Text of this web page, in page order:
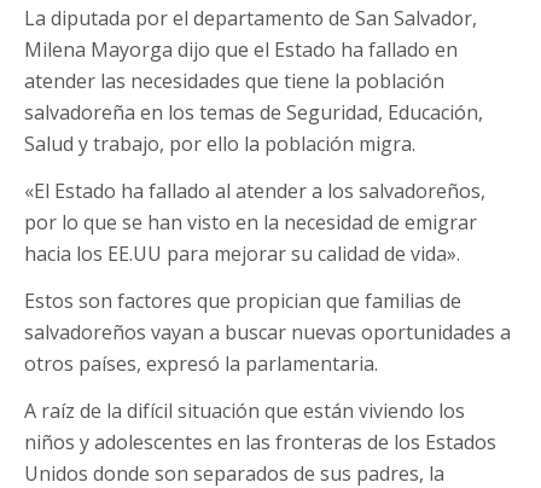
La diputada por el departamento de San Salvador,
Milena Mayorga dijo que el Estado ha fallado en
atender las necesidades que tiene la población
salvadoreña en los temas de Seguridad, Educación,
Salud y trabajo, por ello la población migra.
«El Estado ha fallado al atender a los salvadoreños,
por lo que se han visto en la necesidad de emigrar
hacia los EE.UU para mejorar su calidad de vida».
Estos son factores que propician que familias de
salvadoreños vayan a buscar nuevas oportunidades a
otros países, expresó la parlamentaria.
A raíz de la difícil situación que están viviendo los
niños y adolescentes en las fronteras de los Estados
Unidos donde son separados de sus padres, la